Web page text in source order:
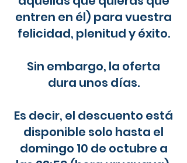
entren en él) para vuestra
felicidad, plenitud y éxito.
Sin embargo, la oferta
dura unos días.
Es decir, el descuento está
disponible solo hasta el
domingo 10 de octubre a